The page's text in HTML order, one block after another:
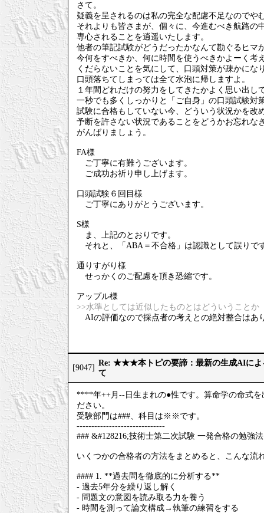
さて。
疑義を呈されるのは私の完全な配慮不足なのでや
それよりも皆さまが、個々に、今進むべき航路の
専心されることを逍遥いたします。
他者の筆記試験がどうだったかなんて勘ぐるヒマ
今何をすべきか、何に時間を使うべきかよーく考
くだらないことを気にして、口頭対策が疎かにな
口頭落ちてしまっては全て水泡に帰しますよ。
１年間どれだけの努力をしてきたかよく思い出し
一秒でも多くしっかりと「ご自身」の口頭試験対
試験に合格もしていない今、どういう状況かを改
予断を許さない状況であることをどうかお忘れな
がんばりましょう。
FA様
ご丁寧に有難うございます。
ご成功お祈り申し上げます。
口頭試験６回目様
ご丁寧にありがとうございます。
S様
ま、上記のとおりです。
それと、「ABA＝不合格」は認識として誤りで
通りすがり様
せっかくのご配慮を頂き恐縮です。
アップル様
>>水準としては近似したものとはどういうことか
AIの評価なので採点者の考えとの絶対整合はあ
[9047]
Re: ★★★本トピの要諦：最新の生成AIによ
て
****年++月--日生まれの●性です。算命学の命式
ださい。
受験部門は###、科目は※※です。
------------------------------
### &#128216;技術士第二次試験 一発合格の勉強法
いくつかの合格者の方法をまとめると、こんな流
#### 1. **過去問を徹底的に分析する**
- 過去5年分を繰り返し解く
- 問題文の意図を読み取る力を養う
- 時間を測って論文構成→執筆の練習をする